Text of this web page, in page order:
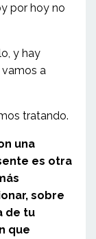
por hoy no
y hay
a
tratando.
una
es otra
sobre
de tu
que